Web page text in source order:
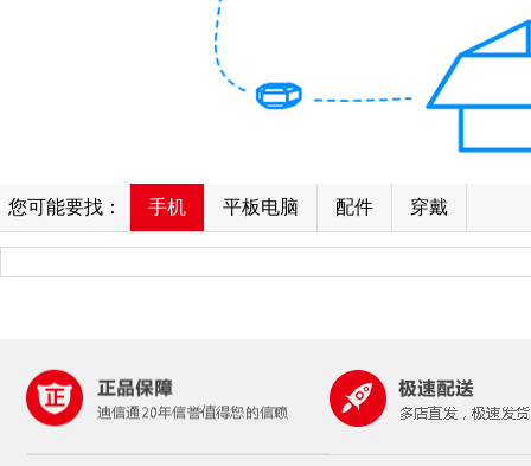
您可能要找： 手机 平板电脑 配件 穿戴